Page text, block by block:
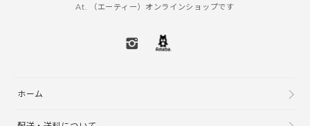
At. （エーティー）オンラインショップです
ホーム